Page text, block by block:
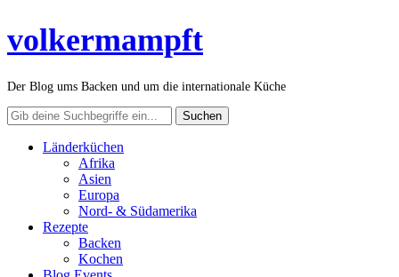
volkermampft
Der Blog ums Backen und um die internationale Küche
Länderküchen
Afrika
Asien
Europa
Nord- & Südamerika
Rezepte
Backen
Kochen